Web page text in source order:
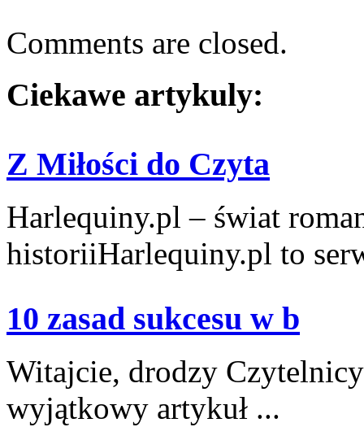
Comments are closed.
Ciekawe artykuly:
Z Miłości do Czyta
Harlequiny.pl – świat
historiiHarlequiny.pl to
10 zasad sukcesu w b
Witajcie, drodzy
wyjątkowy artykuł ...